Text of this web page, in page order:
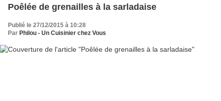
Poêlée de grenailles à la sarladaise
Publié le 27/12/2015 à 10:28
Par Philou - Un Cuisinier chez Vous